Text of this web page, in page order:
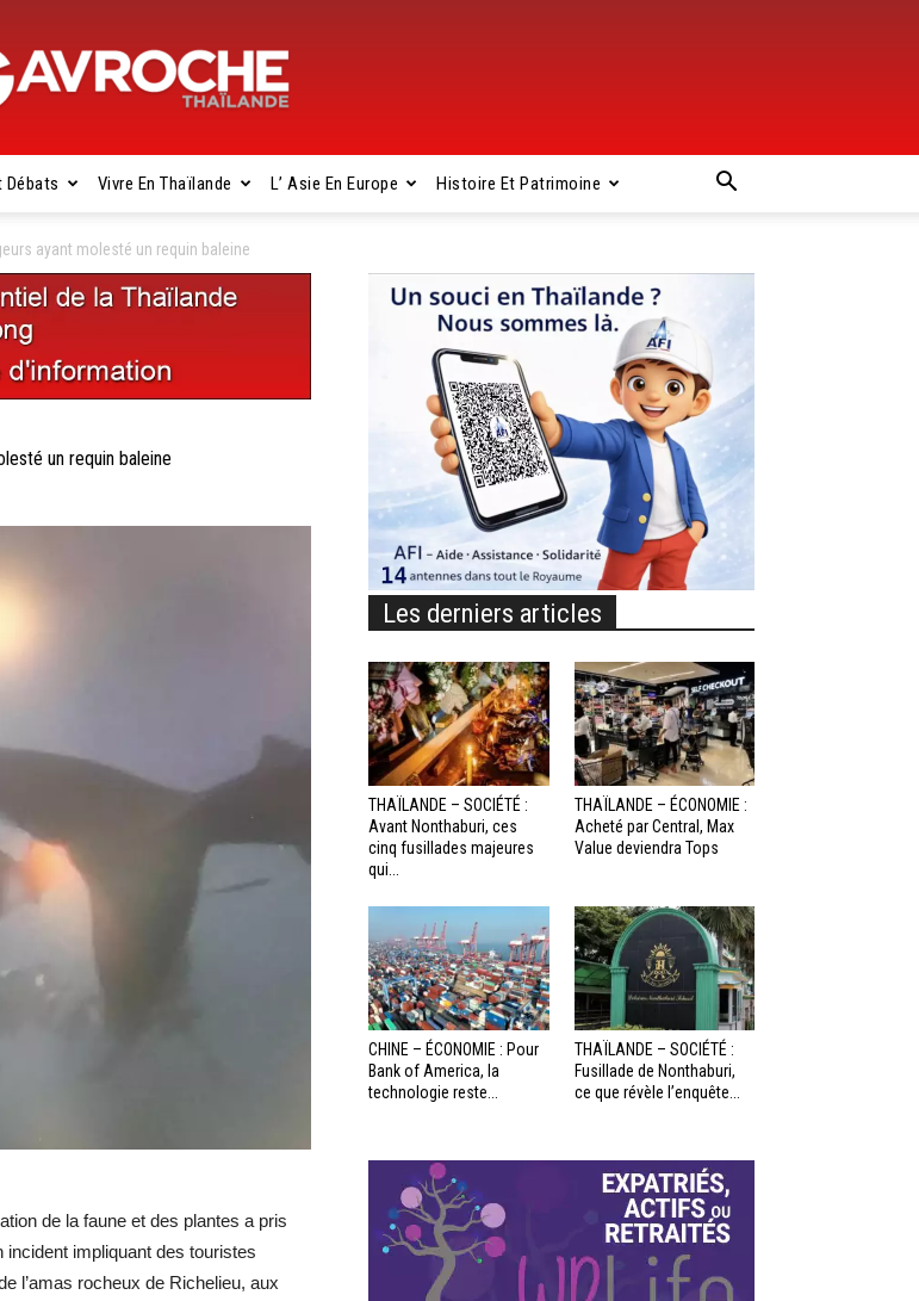
Gavroche
Débats Vivre En Thaïlande L’ Asie En Europe Histoire Et Patrimoine
ayant molesté un requin baleine
un requin baleine
de la faune et des plantes a pris
incident impliquant des touristes
l’amas rocheux de Richelieu, aux
Les derniers articles
THAÏLANDE – SOCIÉTÉ :
Avant Nonthaburi, ces
cinq fusillades majeures
qui...
THAÏLANDE – ÉCONOMIE :
Acheté par Central, Max
Value deviendra Tops
CHINE – ÉCONOMIE : Pour
Bank of America, la
technologie reste...
THAÏLANDE – SOCIÉTÉ :
Fusillade de Nonthaburi,
ce que révèle l’enquête...